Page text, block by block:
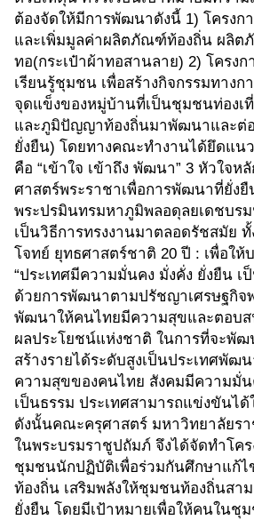
ต้องจัดให้มีการพัฒนาดังนี้ 1) โครง
และเพิ่มมูลค่าผลิตภัณฑ์ท้องถิ่น ผลิต
ทอ(กระเป๋าผ้าทอสานลาย) 2) โครง
เรียนรู้ชุมชน เพื่อสร้างกิจกรรมทางก
จุดแข็งของหมู่บ้านที่เป็นชุมชนท่องเ
และภูมิปัญญาท้องถิ่นมาพัฒนาและต่อ
ยั่งยืน) โดยทางคณะทำงานได้ยึดแน
คือ “เข้าใจ เข้าถึง พัฒนา” 3 หัวใจห
ศาสตร์พระราชาเพื่อการพัฒนาที่ยั่งยื
พระปรมินทรมหาภูมิพลอดุลยเดชบร
เป็นวิธีการทรงงานมาตลอดรัชสมัย
โจทย์ ยุทธศาสตร์ชาติ 20 ปี : เพื่อให้
“ประเทศมีความมั่นคง มั่งคั่ง ยั่งยืน
ด้วยการพัฒนาตามปรัชญาเศรษฐกิจ
พัฒนาให้คนไทยมีความสุขและตอบส
ผลประโยชน์แห่งชาติ ในการที่จะพั
สร้างรายได้ระดับสูงเป็นประเทศพัฒ
ความสุขของคนไทย สังคมมีความมั่น
เป็นธรรม ประเทศสามารถแข่งขันได้
ดังนั้นคณะครุศาสตร์ มหาวิทยาลัยร
ในพระบรมราชูปถัมภ์ จึงได้จัดทำโคร
ชุมชนนักปฏิบัติเพื่อร่วมกันศึกษาแก้
ท้องถิ่น เสริมพลังให้ชุมชนท้องถิ่นสา
ยั่งยืน โดยมีเป้าหมายเพื่อให้คนในชุ